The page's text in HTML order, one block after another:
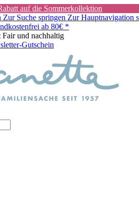
auf die Sommerkollektion
Zur Suche springen Zur Hauptnavigation
ab 80€ *
Fair und nachhaltig
Gutschein